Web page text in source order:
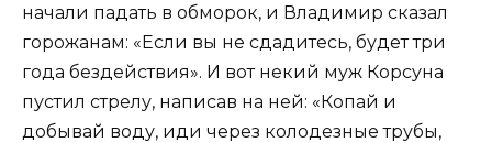
начали падать в обморок, и Владимир сказал
горожанам: «Если вы не сдадитесь, будет три
года бездействия». И вот некий муж Корсуна
пустил стрелу, написав на ней: «Копай и
добывай воду, иди через колодезные трубы,